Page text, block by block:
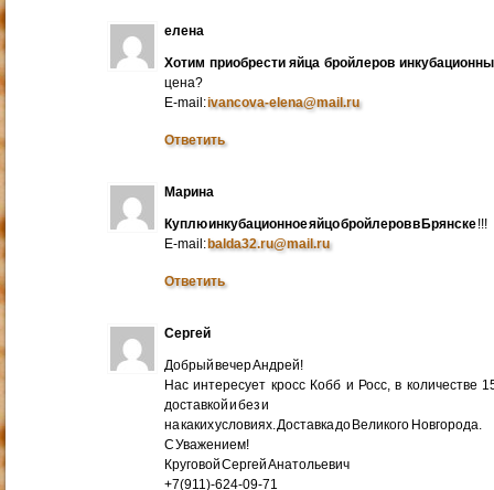
елена
Хотим приобрести яйца бройлеров
цена?
E-mail:ivancova-elena@mail.ru
Ответить
Марина
Куплю инкубационное яйцо бройлеров в Брянске!!!
E-mail:balda32.ru@mail.ru
Ответить
Сергей
Добрый вечер Андрей!
Нас интересует кросс Кобб и Росс, в количестве
доставкой и без и
на каких условиях. Доставка до Великого Новгорода.
С Уважением!
Круговой Сергей Анатольевич
+7(911)-624-09-71